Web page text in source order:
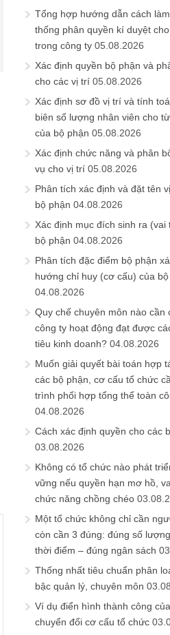
Tổng hợp hướng dẫn cách
thống phân quyền kí duyệt
trong công ty 05.08.2026
Xác định quyền bộ phận và
cho các vị trí 05.08.2026
Xác định sơ đồ vị trí và tính
biên số lượng nhân viên cho
của bộ phận 05.08.2026
Xác định chức năng và phân
vụ cho vị trí 05.08.2026
Phân tích xác định và đặt tên
bộ phận 04.08.2026
Xác định mục đích sinh ra (vai
bộ phận 04.08.2026
Phân tích đặc điểm bộ phận
hướng chỉ huy (cơ cấu) của
04.08.2026
Quy chế chuyên môn nào cần
công ty hoạt động đạt được
tiêu kinh doanh? 04.08.2026
Muốn giải quyết bài toán hợp
các bộ phận, cơ cấu tổ chức
trình phối hợp tổng thể toàn
04.08.2026
Cách xác định quyền cho các
03.08.2026
Không có tổ chức nào phát
vững nếu quyền hạn mơ hồ,
chức năng chồng chéo
Một tổ chức không chỉ cần
còn cần 3 đúng: đúng số
thời điểm – đúng ngân sách
Thống nhất tiêu chuẩn phân
bậc quản lý, chuyên môn
Ví dụ điển hình thành công
chuyển đổi cơ cấu tổ chức